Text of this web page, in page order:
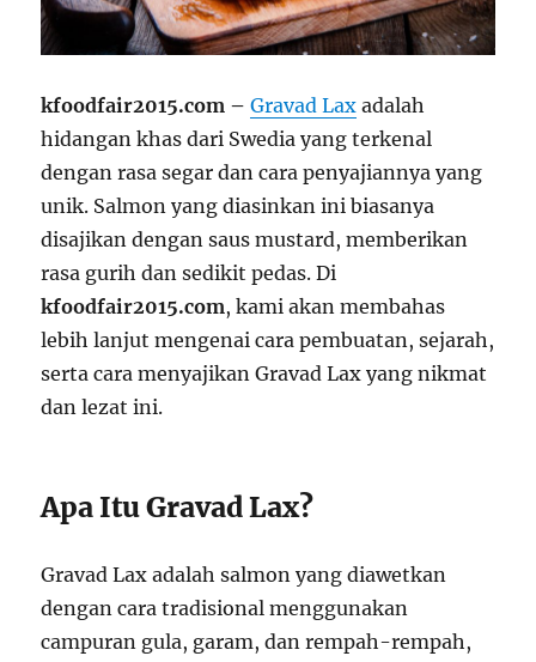
kfoodfair2015.com –Gravad Lax adalah
hidangan khas dari Swedia yang terkenal
dengan rasa segar dan cara penyajiannya yang
unik. Salmon yang diasinkan ini biasanya
disajikan dengan saus mustard, memberikan
rasa gurih dan sedikit pedas. Di
kfoodfair2015.com, kami akan membahas
lebih lanjut mengenai cara pembuatan, sejarah,
serta cara menyajikan Gravad Lax yang nikmat
dan lezat ini.
Apa Itu Gravad Lax?
Gravad Lax adalah salmon yang diawetkan
dengan cara tradisional menggunakan
campuran gula, garam, dan rempah-rempah,